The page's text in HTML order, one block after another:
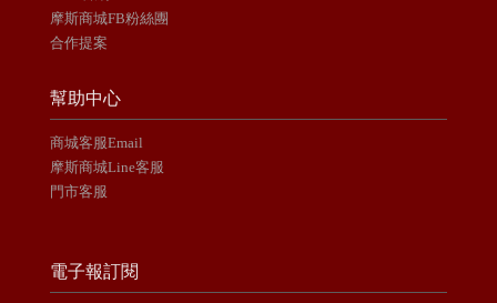
摩斯商城FB粉絲團
合作提案
幫助中心
商城客服Email
摩斯商城Line客服
門市客服
電子報訂閱